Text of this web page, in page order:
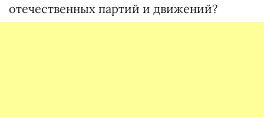
отечественных партий и движений?